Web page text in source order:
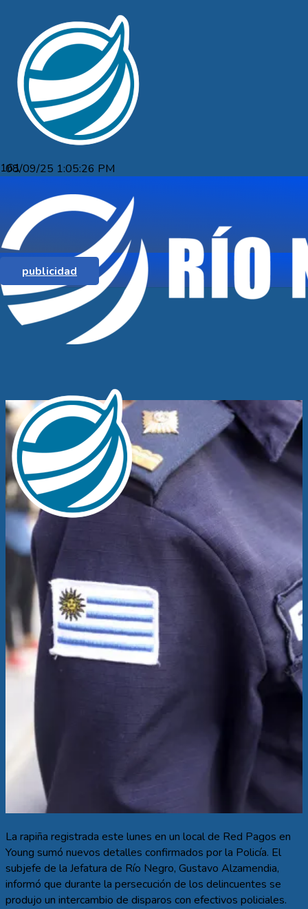
publicidad
08/09/25 1:05:26 PM
RAPIÑA EN YOUNG: HUBO
INTERCAMBIOS DE DISPAROS.
La rapiña registrada este lunes en un local de Red Pagos en
Young sumó nuevos detalles confirmados por la Policía. El
subjefe de la Jefatura de Río Negro, Gustavo Alzamendia,
informó que durante la persecución de los delincuentes se
produjo un intercambio de disparos con efectivos policiales.